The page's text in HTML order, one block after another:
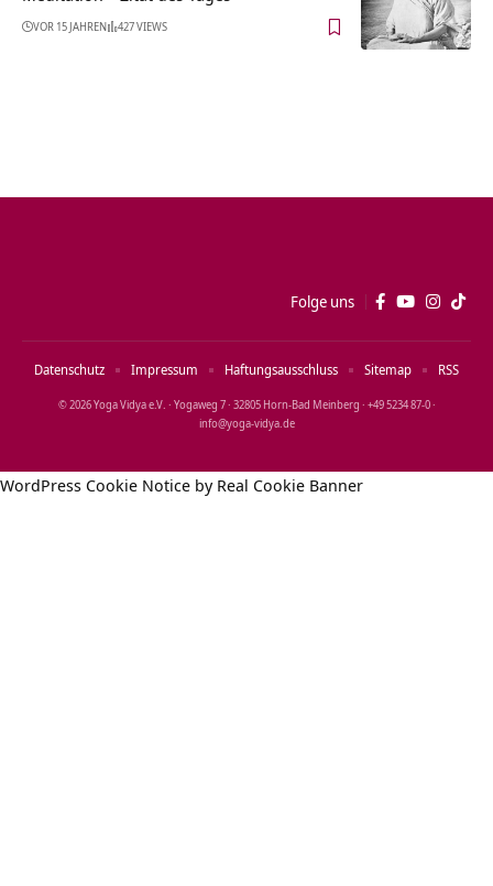
VOR 15 JAHREN 427 VIEWS
Folge uns
© 2026 Yoga Vidya e.V. · Yogaweg 7 · 32805 Horn‑Bad Meinberg · +49 5234 87‑0 ·
info@yoga‑vidya.de
Datenschutz Impressum Haftungsausschluss Sitemap RSS
WordPress Cookie Notice by Real Cookie Banner